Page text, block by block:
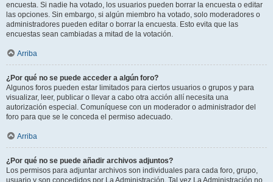
encuesta. Si nadie ha votado, los usuarios pueden borrar la encuesta o editar
las opciones. Sin embargo, si algún miembro ha votado, solo moderadores o
administradores pueden editar o borrar la encuesta. Esto evita que las
encuestas sean cambiadas a mitad de la votación.
Arriba
¿Por qué no se puede acceder a algún foro?
Algunos foros pueden estar limitados para ciertos usuarios o grupos y para
visualizar, leer, publicar o llevar a cabo otra acción allí necesita una
autorización especial. Comuníquese con un moderador o administrador del
foro para que se le conceda el permiso adecuado.
Arriba
¿Por qué no se puede añadir archivos adjuntos?
Los permisos para adjuntar archivos son individuales para cada foro, grupo,
usuario y son concedidos por La Administración. Tal vez La Administración no